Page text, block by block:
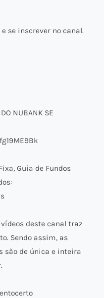
se inscrever no canal.
NUBANK SE
Guia de Fundos
deste canal traz
Sendo assim, as
são de única e inteira